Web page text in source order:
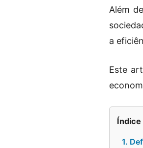
Além
a
Este
Índice
1.